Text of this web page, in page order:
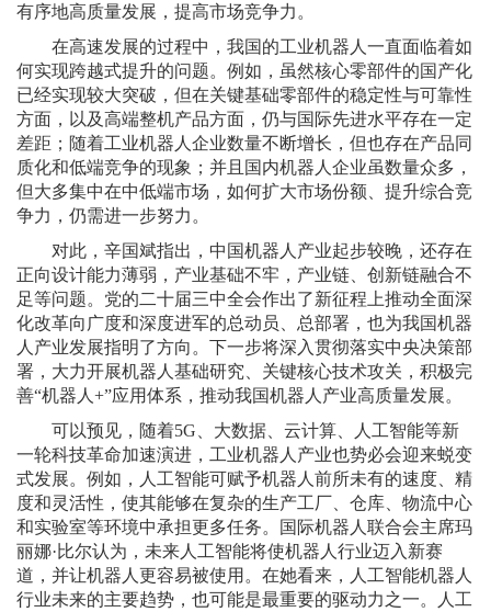
有序地高质量发展，提高市场竞争力。
在高速发展的过程中，我国的工业机器人一直面临着如
何实现跨越式提升的问题。例如，虽然核心零部件的国产化
已经实现较大突破，但在关键基础零部件的稳定性与可靠性
方面，以及高端整机产品方面，仍与国际先进水平存在一定
差距；随着工业机器人企业数量不断增长，但也存在产品同
质化和低端竞争的现象；并且国内机器人企业虽数量众多，
但大多集中在中低端市场，如何扩大市场份额、提升综合竞
争力，仍需进一步努力。
对此，辛国斌指出，中国机器人产业起步较晚，还存在
正向设计能力薄弱，产业基础不牢，产业链、创新链融合不
足等问题。党的二十届三中全会作出了新征程上推动全面深
化改革向广度和深度进军的总动员、总部署，也为我国机器
人产业发展指明了方向。下一步将深入贯彻落实中央决策部
署，大力开展机器人基础研究、关键核心技术攻关，积极完
善“机器人+”应用体系，推动我国机器人产业高质量发展。
可以预见，随着5G、大数据、云计算、人工智能等新
一轮科技革命加速演进，工业机器人产业也势必会迎来蜕变
式发展。例如，人工智能可赋予机器人前所未有的速度、精
度和灵活性，使其能够在复杂的生产工厂、仓库、物流中心
和实验室等环境中承担更多任务。国际机器人联合会主席玛
丽娜·比尔认为，未来人工智能将使机器人行业迈入新赛
道，并让机器人更容易被使用。在她看来，人工智能机器人
行业未来的主要趋势，也可能是最重要的驱动力之一。人工